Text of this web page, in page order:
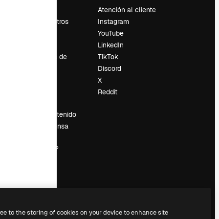
Sobre nosotros
Tendencias de
Vender contenido
Sala de prensa
magnific.ai?
Atención al cliente
Instagram
YouTube
LinkedIn
TikTok
Discord
X
Reddit
to the storing of cookies on your device to enhance site